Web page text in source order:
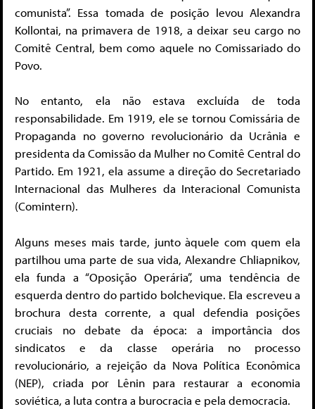
comunista”. Essa tomada de posição levou Alexandra
Kollontai, na primavera de 1918, a deixar seu cargo no
Comitê Central, bem como aquele no Comissariado do
Povo.
No entanto, ela não estava excluída de toda
responsabilidade. Em 1919, ele se tornou Comissária de
Propaganda no governo revolucionário da Ucrânia e
presidenta da Comissão da Mulher no Comitê Central do
Partido. Em 1921, ela assume a direção do Secretariado
Internacional das Mulheres da Interacional Comunista
(Comintern).
Alguns meses mais tarde, junto àquele com quem ela
partilhou uma parte de sua vida, Alexandre Chliapnikov,
ela funda a “Oposição Operária”, uma tendência de
esquerda dentro do partido bolchevique. Ela escreveu a
brochura desta corrente, a qual defendia posições
cruciais no debate da época: a importância dos
sindicatos e da classe operária no processo
revolucionário, a rejeição da Nova Política Econômica
(NEP), criada por Lênin para restaurar a economia
soviética, a luta contra a burocracia e pela democracia.